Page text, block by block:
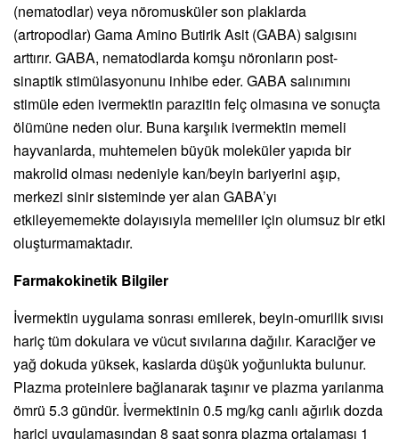
(nematodlar) veya nöromusküler son plaklarda
(artropodlar) Gama Amino Butirik Asit (GABA) salgısını
arttırır. GABA, nematodlarda komşu nöronların post-
sinaptik stimülasyonunu inhibe eder. GABA salınımını
stimüle eden ivermektin parazitin felç olmasına ve sonuçta
ölümüne neden olur. Buna karşılık ivermektin memeli
hayvanlarda, muhtemelen büyük moleküler yapıda bir
makrolid olması nedeniyle kan/beyin bariyerini aşıp,
merkezi sinir sisteminde yer alan GABA’yı
etkileyememekte dolayısıyla memeliler için olumsuz bir etki
oluşturmamaktadır.
Farmakokinetik Bilgiler
İvermektin uygulama sonrası emilerek, beyin-omurilik sıvısı
hariç tüm dokulara ve vücut sıvılarına dağılır. Karaciğer ve
yağ dokuda yüksek, kaslarda düşük yoğunlukta bulunur.
Plazma proteinlere bağlanarak taşınır ve plazma yarılanma
ömrü 5.3 gündür. İvermektinin 0.5 mg/kg canlı ağırlık dozda
harici uygulamasından 8 saat sonra plazma ortalaması 1